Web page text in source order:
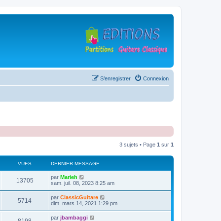
Connexion
S’enregistrer
3 sujets • Page 1 sur 1
VUES DERNIER MESSAGE
13705V
u
D
e
i
e
r
m
par Marieh
sam. juil. 08, 2023 8:25 am
5714V
u
D
e
par ClassicGuitare
dim. mars 14, 2021 1:29 pm
D
par jbambaggi